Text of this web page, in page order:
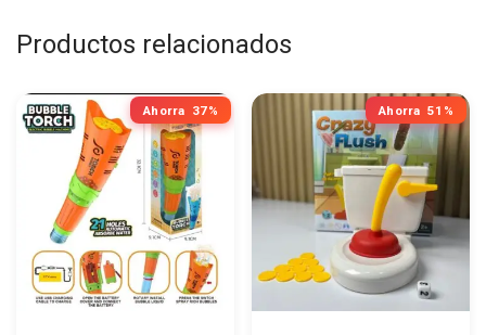
Productos relacionados
Ahorra 37% Ahorra 51%